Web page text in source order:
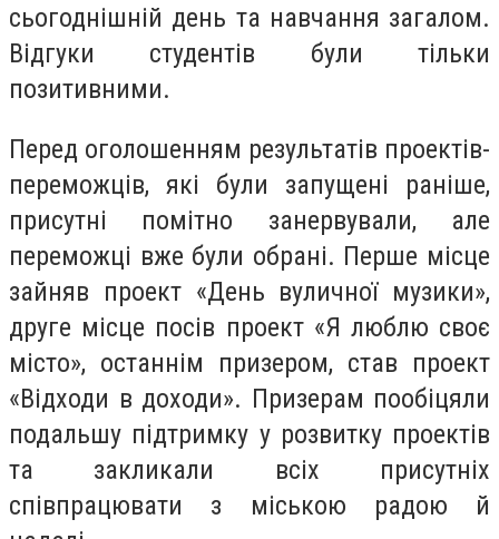
сьогоднішній день та навчання загалом.
Відгуки студентів були тільки
позитивними.
Перед оголошенням результатів проектів-
переможців, які були запущені раніше,
присутні помітно занервували, але
переможці вже були обрані. Перше місце
зайняв проект «День вуличної музики»,
друге місце посів проект «Я люблю своє
місто», останнім призером, став проект
«Відходи в доходи». Призерам пообіцяли
подальшу підтримку у розвитку проектів
та закликали всіх присутніх
співпрацювати з міською радою й